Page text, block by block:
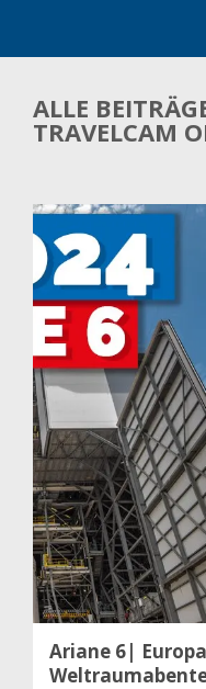
ALLE
TRAVELCAM
Ariane 6|